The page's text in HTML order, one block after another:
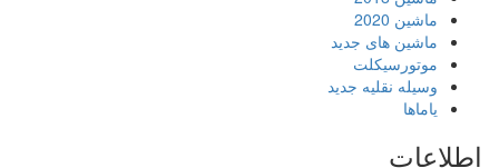
ماشین 2020
ماشین های جدید
موتورسیکلت
وسیله نقلیه جدید
یاماها
اطلاعات